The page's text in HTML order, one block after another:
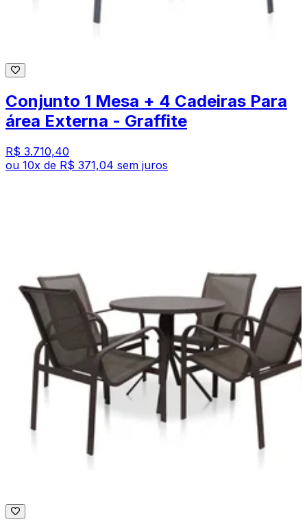
Conjunto 1 Mesa + 4 Cadeiras Para
área Externa - Graffite
R$ 3.710,40
ou 10x de R$ 371,04 sem juros